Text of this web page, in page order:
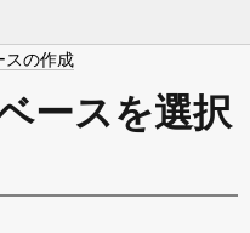
スの作成
ースを選択